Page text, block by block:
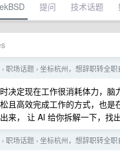
提问 技术话题
› 职场话题 › 坐标杭州，想辞职转全职
决定现在工作很消耗体力，
且高效完成工作的方式，也
来， 让 AI 给你拆解一下，找
› 职场话题 › 坐标杭州，想辞职转全职